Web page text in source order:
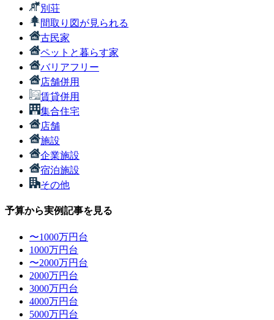
別荘
間取り図が見られる
古民家
ペットと暮らす家
バリアフリー
店舗併用
賃貸併用
集合住宅
店舗
施設
企業施設
宿泊施設
その他
予算から実例記事を見る
〜1000万円台
1000万円台
〜2000万円台
2000万円台
3000万円台
4000万円台
5000万円台